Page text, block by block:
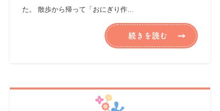
た。 散歩から帰って「おにぎり作…
続きを読む